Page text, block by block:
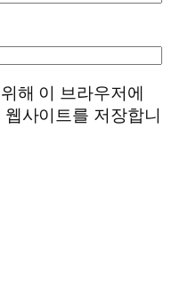
해 이 브라우저에
사이트를 저장합니